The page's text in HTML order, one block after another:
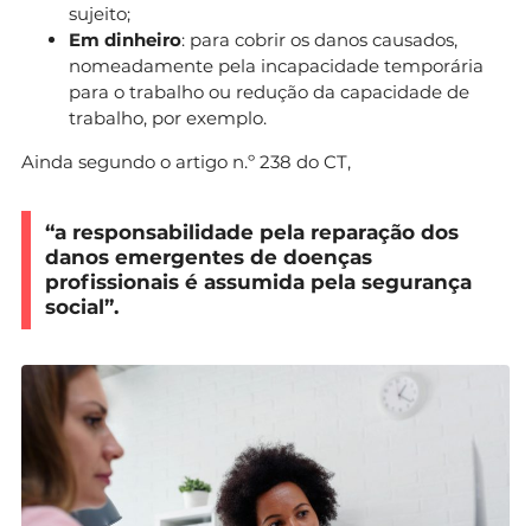
sujeito;
Em dinheiro: para cobrir os danos causados,
nomeadamente pela incapacidade temporária
para o trabalho ou redução da capacidade de
trabalho, por exemplo.
Ainda segundo o artigo n.º 238 do CT,
“a responsabilidade pela reparação dos
danos emergentes de doenças
profissionais é assumida pela segurança
social”.